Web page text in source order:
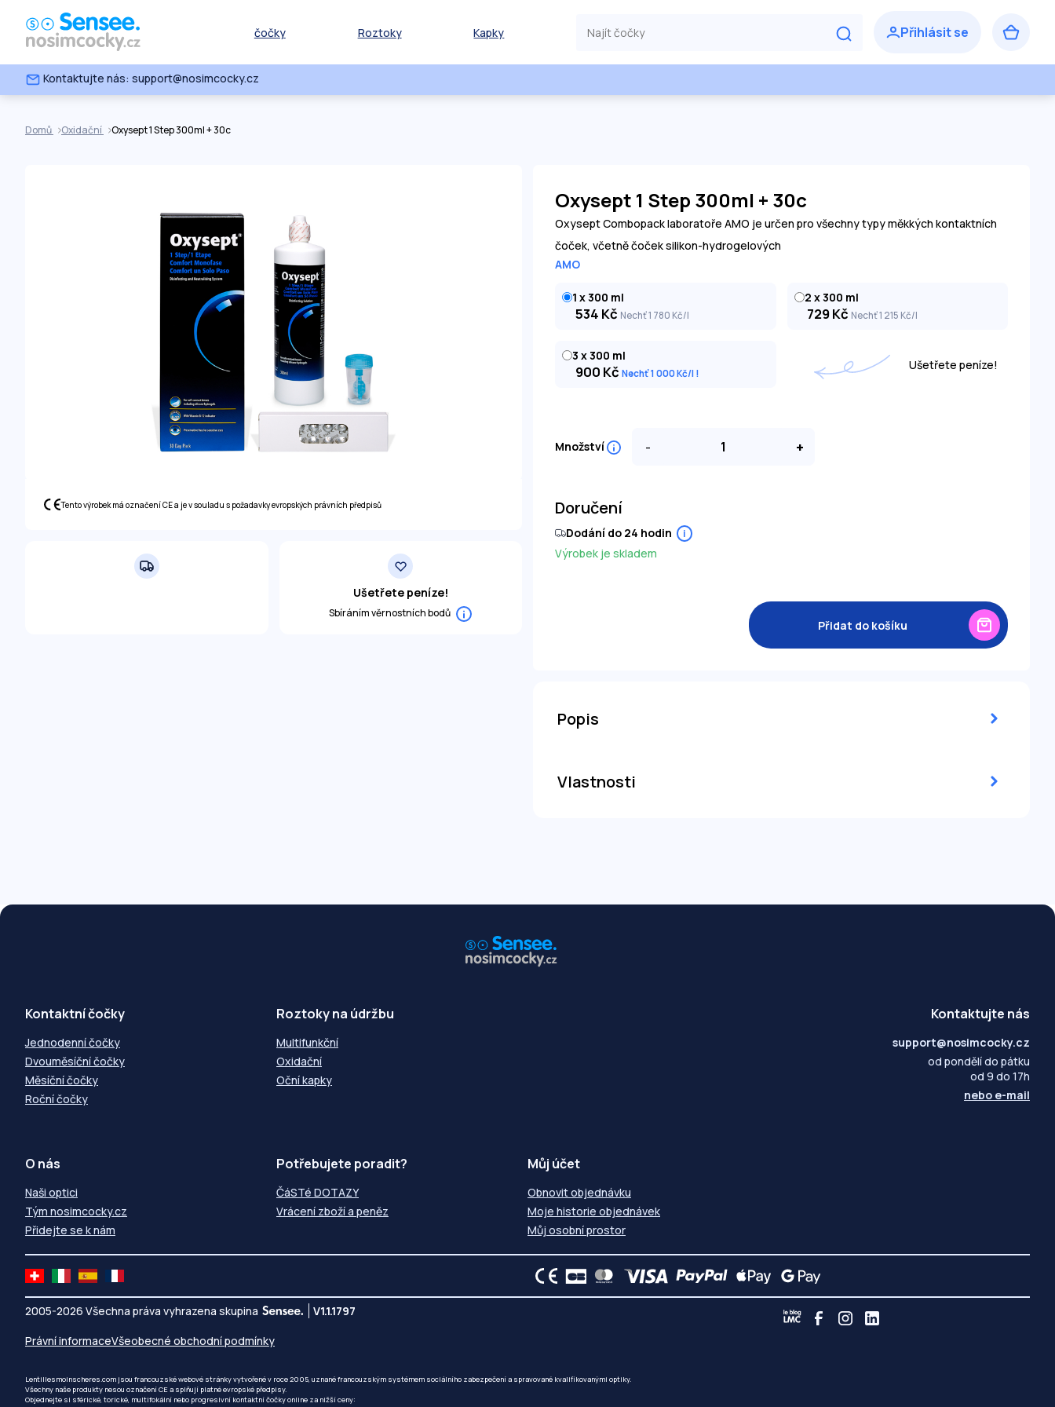
čočky Roztoky Kapky
Kontaktujte nás: support@nosimcocky.cz
Domů Oxidační Oxysept 1 Step 300ml + 30c
Tento výrobek má označení CE a je v souladu s požadavky evropských právních předpisů
Ušetřete peníze!
Sbíráním věrnostních bodů
Oxysept 1 Step 300ml + 30c
Oxysept Combopack laboratoře AMO je určen pro všechny typy měkkých kontaktních
čoček, včetně čoček silikon-hydrogelových
AMO
1 x 300 ml
534 Kč Nechť 1 780 Kč/l
2 x 300 ml
729Kč Nechť 1 215 Kč/l
3 x 300 ml
900 Kč Nechť 1 000Kč/l
Ušetřete peníze!
Množství - +
Doručení
Výrobek je skladem
Dodání do 24 hodin i
Přidat do košíku
Popis
Vlastnosti
Kontaktní čočky
Jednodenní čočky
Dvouměsíční čočky
Měsíční čočky
Roční čočky
Roztoky na údržbu
Multifunkční
Oxidační
Oční kapky
Kontaktujte nás
support@nosimcocky.cz
od pondělí do pátku
od 9 do 17h
nebo e-mail
O nás
Naši optici
Tým nosimcocky.cz
Přidejte se k nám
Potřebujete poradit?
ČáSTé DOTAZY
Vrácení zboží a peněz
Můj účet
Obnovit objednávku
Moje historie objednávek
Můj osobní prostor
2005-2026 Všechna práva vyhrazena skupina V1.1.1797
Právní informaceVšeobecné obchodní podmínky
Lentillesmoinscheres.com jsou francouzské webové stránky vytvořené v roce 2005, uznané francouzským systémem sociálního zabezpečení a spravované kvalifikovanými optiky.
Všechny naše produkty nesou označení CE a splňují platné evropské předpisy.
Objednejte si sférické, torické, multifokální nebo progresivní kontaktní čočky online za nižší ceny: